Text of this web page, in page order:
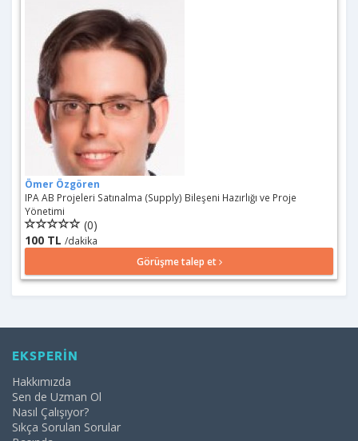
Ömer Özgören
IPA AB Projeleri Satınalma (Supply) Bileşeni Hazırlığı ve Proje
Yönetimi
(0)
100 TL /dakika
Görüşme talep et
EKSPERİN
Hakkımızda
Sen de Uzman Ol
Nasıl Çalışıyor?
Sıkça Sorulan Sorular